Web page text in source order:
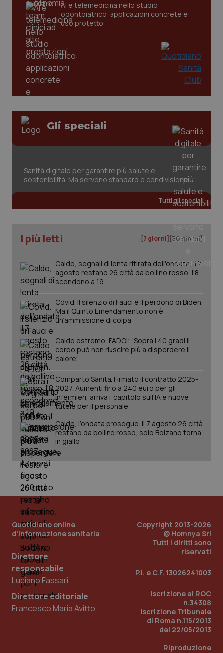
AI e telemedicina nello studio
odontoiatrico: applicazioni concrete e
uso protetto
Gli speciali
Sanità digitale per garantire più salute e
sostenibilità. Ma servono standard e condivisione
Tutti gli speciali
I più letti [7 giorni] [30 giorni]
Caldo, segnali di lenta ritirata dell'ondata: il 7
agosto restano 26 città da bollino rosso, l'8
scendono a 19
Covid. Il silenzio di Fauci e il perdono di Biden.
Ma il Quinto Emendamento non è
un’ammissione di colpa
Caldo estremo, FADOI: “Sopra i 40 gradi il
corpo può non riuscire più a disperdere il
calore”
Comparto Sanità. Firmato il contratto 2025-
2027. Aumenti fino a 240 euro per gli
infermieri, arriva il capitolo sull'IA e nuove
tutele per il personale
Caldo, l’ondata prosegue. Il 7 agosto 26 città
restano da bollino rosso, solo Bolzano torna
in giallo
Quotidiano online
d'informazione sanitaria
Direttore
responsabile
Luciano Fassari
Direttore editoriale
Francesco Maria Avitto
Copyright 2013-2026
© Homnya Srl
Tutti i diritti sono
riservati
P.I. e C.F. 13026241003
Iscrizione al ROC
n.34308
Iscrizione Tribunale
di Roma n.115/2013
del 22/05/2013
Riproduzione
tracking-sites-ironfish-
tracking-enable
www.quotidianosanita.it
tracking-sites-ironfish-
session-id
www.quotidianosanita.it
_ga
.quotidianosanita.it
PHPSESSID
www.quotidianosanita.it
_ga_KM60CM4NPH .quotidianosanita.it
1